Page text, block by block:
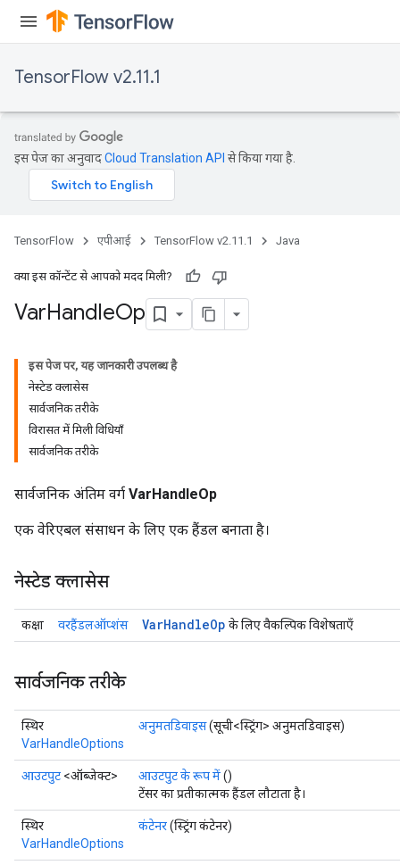
TensorFlow v2.11.1
इस पेज का अनुवादCloud Translation API से किया गया है.
TensorFlow एपीआई TensorFlow v2.11.1 Java
क्या इस कॉन्टेंट से आपको मदद मिली?
VarHandleOp
इस पेज पर, यह जानकारी उपलब्ध है
नेस्टेड क्लासेस
सार्वजनिक तरीके
विरासत में मिली विधियाँ
सार्वजनिक तरीके
सार्वजनिक अंतिम वर्ग VarHandleOp
एक वेरिएबल संसाधन के लिए एक हैंडल बनाता है।
नेस्टेड क्लासेस
कक्षा वरहैंडलऑप्शंस VarHandleOp के लिए वैकल्पिक विशेषताएँ
सार्वजनिक तरीके
स्थिर
VarHandleOptions
अनुमतडिवाइस(सूची<स्ट्रिंग> अनुमतडिवाइस)
आउटपुट <ऑब्जेक्ट> आउटपुट के रूप में()
टेंसर का प्रतीकात्मक हैंडल लौटाता है।
स्थिर
VarHandleOptions
कंटेनर(स्ट्रिंग कंटेनर)